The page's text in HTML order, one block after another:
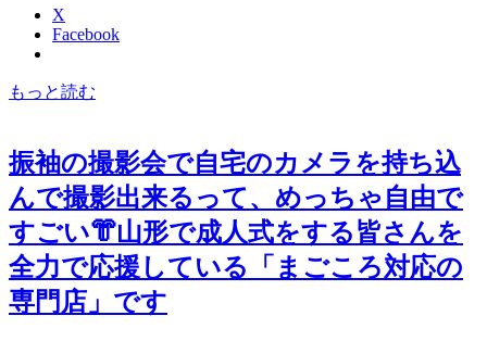
X
Facebook
もっと読む
振袖の撮影会で自宅のカメラを持ち込
んで撮影出来るって、めっちゃ自由で
すごい👘山形で成人式をする皆さんを
全力で応援している「まごころ対応の
専門店」です